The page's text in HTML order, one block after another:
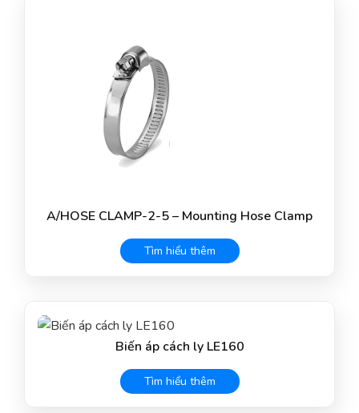
A/HOSE CLAMP-2-5 – Mounting Hose Clamp
Tìm hiểu thêm
Biến áp cách ly LE160
Tìm hiểu thêm